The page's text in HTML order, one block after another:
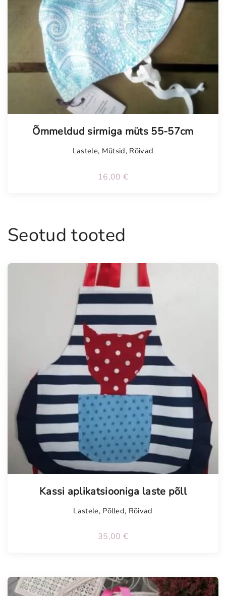
Õmmeldud sirmiga müts 55-57cm
Lastele, Mütsid, Rõivad
16,00 €
Seotud tooted
Kassi aplikatsiooniga laste põll
Lastele, Põlled, Rõivad
35,00 €